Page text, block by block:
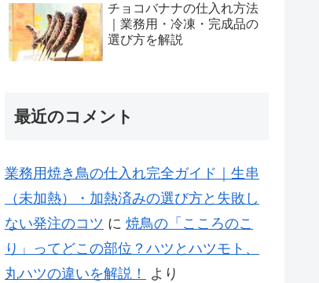
チョコバナナの仕入れ方法
｜業務用・冷凍・完成品の
選び方を解説
最近のコメント
業務用焼き鳥の仕入れ完全ガイド｜生串
（未加熱）・加熱済みの選び方と失敗し
ない発注のコツ に 焼鳥の「こころのこ
り」ってどこの部位？ハツとハツモト、
丸ハツの違いを解説！
より